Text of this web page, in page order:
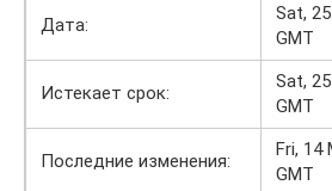
Дата:
Sat,
GMT
Истекает срок:
Sat,
GMT
Последние изменения:
Fri, 14
GMT